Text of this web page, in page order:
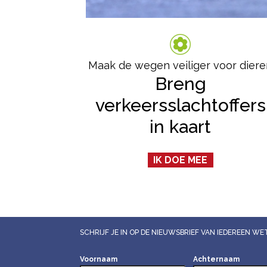
Maak de wegen veiliger voor
Breng
verkeersslachtoffers
in kaart
IK DOE MEE
SCHRIJF JE IN OP DE NIEUWSBRIEF VAN IEDEREEN
Voornaam Achternaam